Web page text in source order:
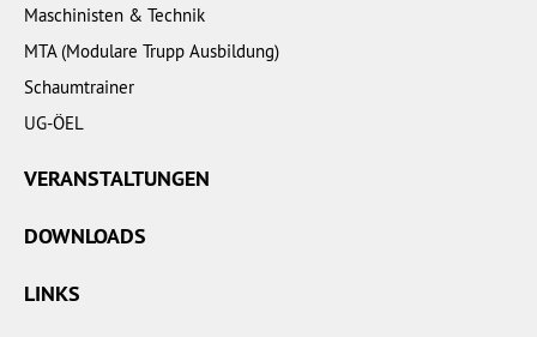
Maschinisten & Technik
MTA (Modulare Trupp Ausbildung)
Schaumtrainer
UG-ÖEL
VERANSTALTUNGEN
DOWNLOADS
LINKS